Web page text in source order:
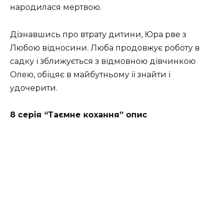
народилася мертвою.
Дізнавшись про втрату дитини, Юра рве з
Любою відносини. Люба продовжує роботу в
садку і зближується з відмовною дівчинкою
Олею, обіцяє в майбутньому її знайти і
удочерити.
8 серія “Таємне кохання” опис